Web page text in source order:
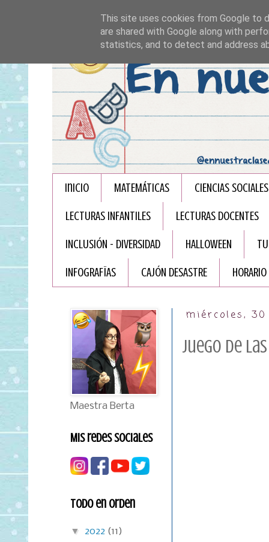
Inicio MATEMÁTICAS CIENCIAS SOCIALES
LECTURAS INFANTILES LECTURAS DOCENTES
INCLUSIÓN - DIVERSIDAD HALLOWEEN
INFOGRAFÏAS CAJÓN DESASTRE HORARIO
miércoles,
Juego de
Maestra Berta
Mis redes sociales
Todo en orden
▼ 2022 (11)
This site uses cookies from Google to
are shared with Google along with
statistics, and to detect and address